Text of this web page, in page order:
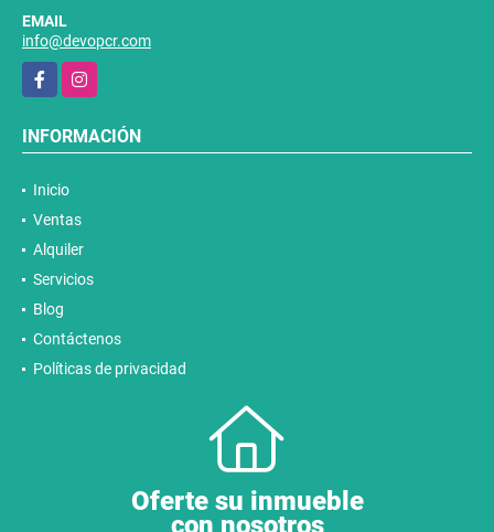
EMAIL
info@devopcr.com
FacebookInstagram
INFORMACIÓN
Inicio
Ventas
Alquiler
Servicios
Blog
Contáctenos
Políticas de privacidad
Oferte su inmueble
con nosotros